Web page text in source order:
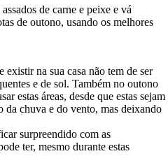
de carne e peixe e vá
de outono, usando os melhores
existir na sua casa não tem de ser
e de sol. Também no outono
estas áreas, desde que estas sejam
da chuva e do vento, mas deixando
surpreendido com as
ter, mesmo durante estas